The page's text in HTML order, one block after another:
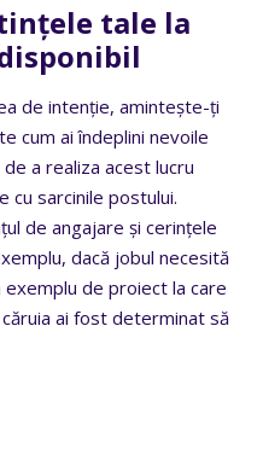
tale la
de intenție, amintește-ți
cum ai îndeplini nevoile
a realiza acest lucru
cu sarcinile postului.
de angajare și cerințele
dacă jobul necesită
exemplu de proiect la care
ai fost determinat să